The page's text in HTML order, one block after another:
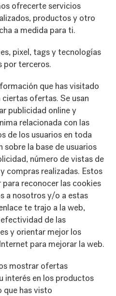
ofrecerte servicios
productos y otro
a medida para ti.
pixel, tags y tecnologías
por terceros.
que has visitado
ofertas. Se usan
publicidad online y
relacionada con las
de los usuarios en toda
la base de usuarios
número de vistas de
compras realizadas. Estos
para reconocer las cookies
a nosotros y/o a estas
te trajo a la web,
de las
y orientar mejor los
para mejorar la web.
mostrar ofertas
interés en los productos
que has visto